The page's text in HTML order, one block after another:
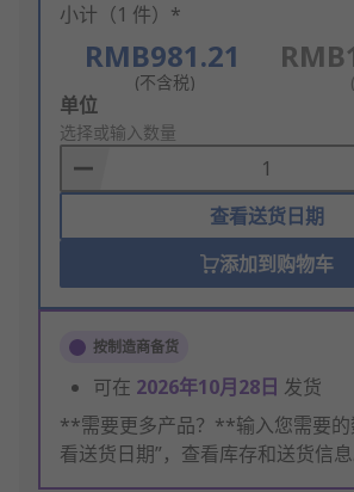
小计（1 件）*
RMB981.21
(不含税)
Add
to
Basket
单位
选择或输入数量
查看送货日期
添加到购物车
按制造商备货
可在 2026年10月28日 发货
**需要更多产品？**输入您需要的
看送货日期”，查看库存和送货信息